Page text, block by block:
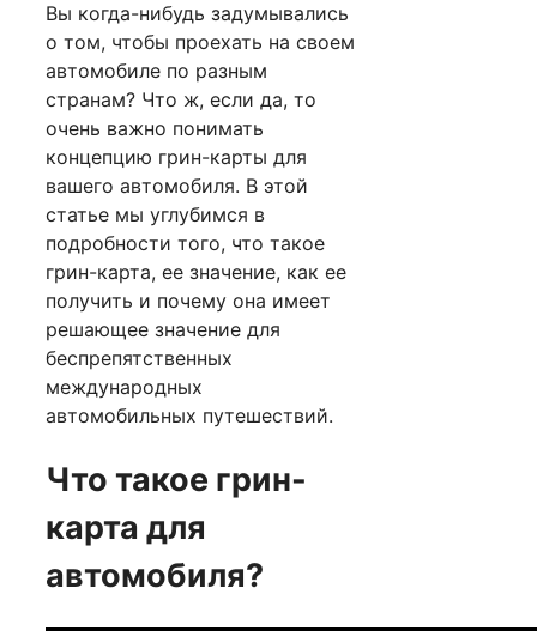
Вы когда-нибудь задумывались
о том, чтобы проехать на своем
автомобиле по разным
странам? Что ж, если да, то
очень важно понимать
концепцию грин-карты для
вашего автомобиля. В этой
статье мы углубимся в
подробности того, что такое
грин-карта, ее значение, как ее
получить и почему она имеет
решающее значение для
беспрепятственных
международных
автомобильных путешествий.
Что такое грин-
карта для
автомобиля?